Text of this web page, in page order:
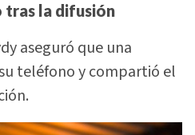
tras la difusión
aseguró que una
teléfono y compartió el